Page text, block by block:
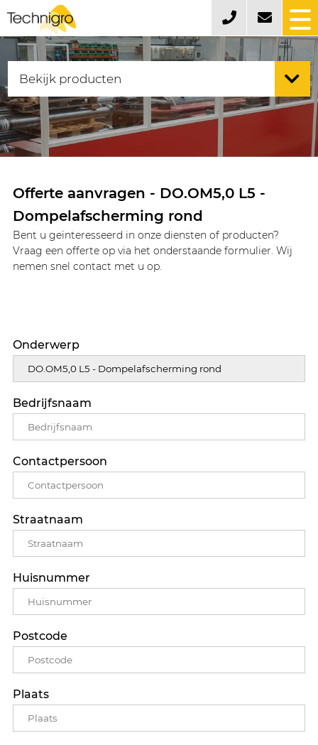
Offerte aanvragen - DO.OM5,0 L5 -
Dompelafscherming rond
Bent u geïnteresseerd in onze diensten of producten?
Vraag een offerte op via het onderstaande formulier. Wij
nemen snel contact met u op.
Onderwerp
Bedrijfsnaam
Contactpersoon
Straatnaam
Huisnummer
Postcode
Plaats